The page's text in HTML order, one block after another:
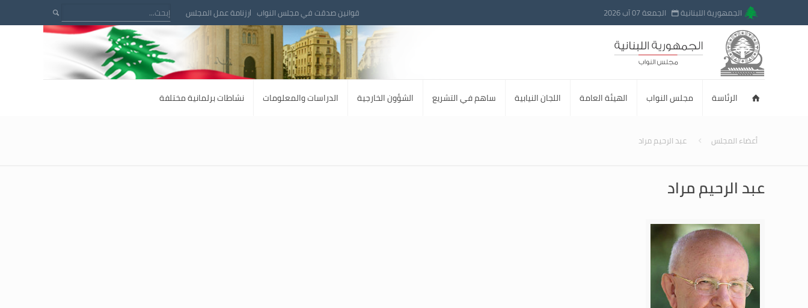
الجمهورية اللبنانية الجمعة 07 آب 2026 قوانين صدقت في مجلس النواب رزنامة عمل المجلس
الرئاسة مجلس النواب الهيئة العامة اللجان النيابية ساهم في التشريع الشؤون الخارجية الدراسات والمعلومات نشاطات برلمانية مختلفة
أعضاء المجلس عبد الرحيم مراد
عبد الرحيم مراد